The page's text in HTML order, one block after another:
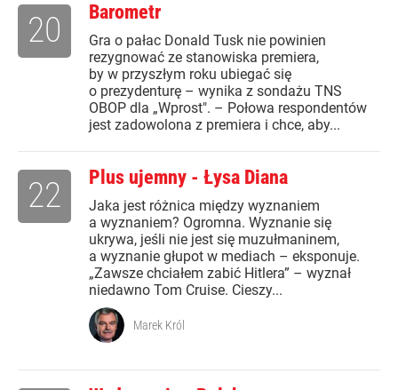
Barometr
Gra o pałac Donald Tusk nie powinien
rezygnować ze stanowiska premiera,
by w przyszłym roku ubiegać się
o prezydenturę – wynika z sondażu TNS
OBOP dla „Wprost". – Połowa respondentów
jest zadowolona z premiera i chce, aby...
20
Plus ujemny - Łysa Diana
Jaka jest różnica między wyznaniem
a wyznaniem? Ogromna. Wyznanie się
ukrywa, jeśli nie jest się muzułmaninem,
a wyznanie głupot w mediach – eksponuje.
„Zawsze chciałem zabić Hitlera” – wyznał
niedawno Tom Cruise. Cieszy...
22
Marek Król